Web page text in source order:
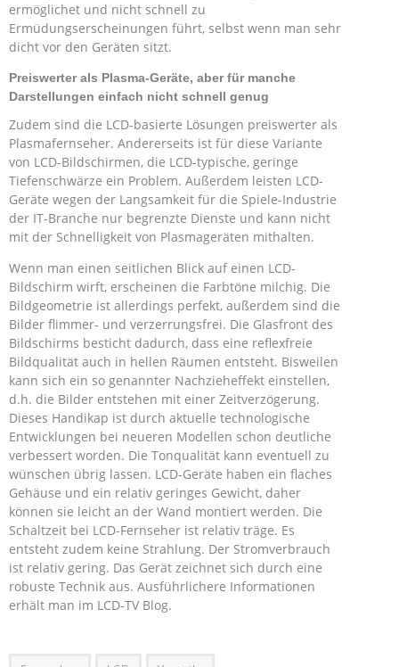
ermöglichet und nicht schnell zu
Ermüdungserscheinungen führt, selbst wenn man sehr
dicht vor den Geräten sitzt.
Preiswerter als Plasma-Geräte, aber für manche
Darstellungen einfach nicht schnell genug
Zudem sind die LCD-basierte Lösungen preiswerter als
Plasmafernseher. Andererseits ist für diese Variante
von LCD-Bildschirmen, die LCD-typische, geringe
Tiefenschwärze ein Problem. Außerdem leisten LCD-
Geräte wegen der Langsamkeit für die Spiele-Industrie
der IT-Branche nur begrenzte Dienste und kann nicht
mit der Schnelligkeit von Plasmageräten mithalten.
Wenn man einen seitlichen Blick auf einen LCD-
Bildschirm wirft, erscheinen die Farbtöne milchig. Die
Bildgeometrie ist allerdings perfekt, außerdem sind die
Bilder flimmer- und verzerrungsfrei. Die Glasfront des
Bildschirms besticht dadurch, dass eine reflexfreie
Bildqualität auch in hellen Räumen entsteht. Bisweilen
kann sich ein so genannter Nachzieheffekt einstellen,
d.h. die Bilder entstehen mit einer Zeitverzögerung.
Dieses Handikap ist durch aktuelle technologische
Entwicklungen bei neueren Modellen schon deutliche
verbessert worden. Die Tonqualität kann eventuell zu
wünschen übrig lassen. LCD-Geräte haben ein flaches
Gehäuse und ein relativ geringes Gewicht, daher
können sie leicht an der Wand montiert werden. Die
Schaltzeit bei LCD-Fernseher ist relativ träge. Es
entsteht zudem keine Strahlung. Der Stromverbrauch
ist relativ gering. Das Gerät zeichnet sich durch eine
robuste Technik aus. Ausführlichere Informationen
erhält man im LCD-TV Blog.